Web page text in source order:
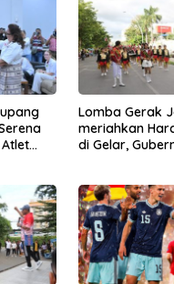
Lomba Gerak
meriahkan
di Gelar,